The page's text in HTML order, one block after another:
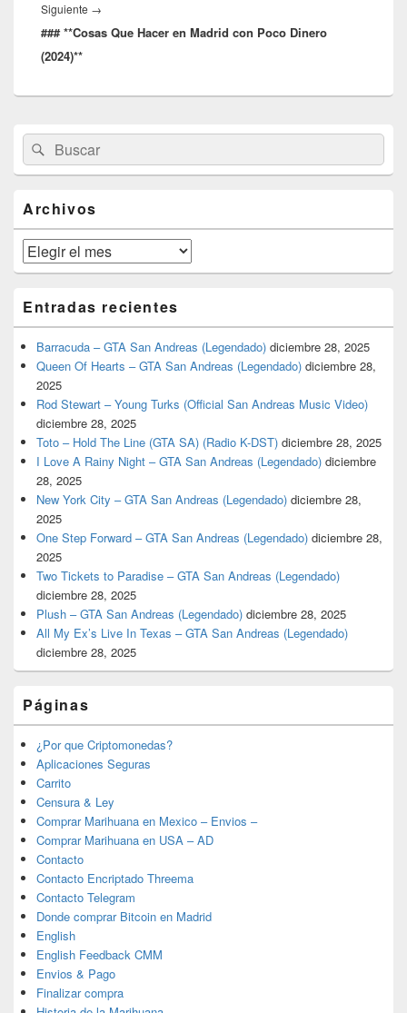
Siguiente →
siguiente:
### **Cosas Que Hacer en Madrid con Poco Dinero
(2024)**
área
de
widget
lateral
primaria
Buscar
por:
Buscar
Archivos
Archivos
Entradas recientes
Barracuda – GTA San Andreas (Legendado) diciembre 28, 2025
Queen Of Hearts – GTA San Andreas (Legendado) diciembre 28,
2025
Rod Stewart – Young Turks (Official San Andreas Music Video)
diciembre 28, 2025
Toto – Hold The Line (GTA SA) (Radio K-DST) diciembre 28, 2025
I Love A Rainy Night – GTA San Andreas (Legendado) diciembre
28, 2025
New York City – GTA San Andreas (Legendado) diciembre 28,
2025
One Step Forward – GTA San Andreas (Legendado) diciembre 28,
2025
Two Tickets to Paradise – GTA San Andreas (Legendado)
diciembre 28, 2025
Plush – GTA San Andreas (Legendado) diciembre 28, 2025
All My Ex’s Live In Texas – GTA San Andreas (Legendado)
diciembre 28, 2025
Páginas
¿Por que Criptomonedas?
Aplicaciones Seguras
Carrito
Censura & Ley
Comprar Marihuana en Mexico – Envios –
Comprar Marihuana en USA – AD
Contacto
Contacto Encriptado Threema
Contacto Telegram
Donde comprar Bitcoin en Madrid
English
English Feedback CMM
Envios & Pago
Finalizar compra